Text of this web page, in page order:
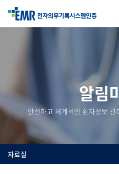
알림
안전하고 체계적인 환자정보
자료실